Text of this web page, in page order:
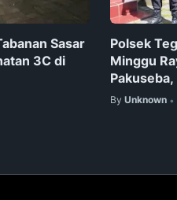
Sasar
3C di
Polsek
Minggu
By Unknown •